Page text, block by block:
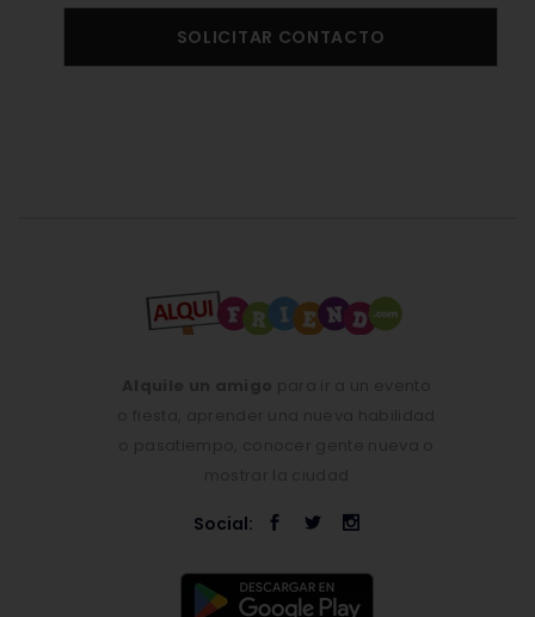
SOLICITAR CONTACTO
Social: